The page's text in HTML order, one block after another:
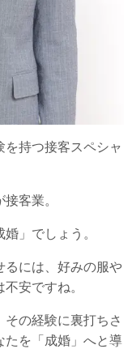
持つ接客スペシャ
客業。
」でしょう。
るには、好みの服や
安ですね。
の経験に裏打ちさ
たを「成婚」へと導